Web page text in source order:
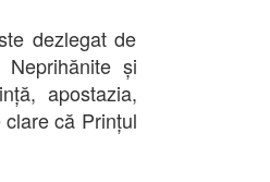
dezlegat de
și
apostazia,
că Prințul